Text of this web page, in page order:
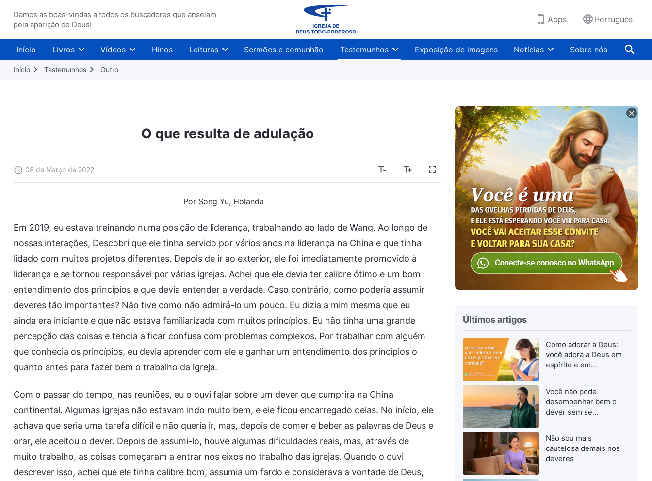
Damos as boas-vindas a todos os buscadores que anseiam
pela aparição de Deus!
Apps Português
Início Livros Vídeos Hinos Leituras Sermões e comunhão Testemunhos Exposição de imagens Notícias Sobre nós
Início Testemunhos Outro
O que resulta de adulação
08 de Março de 2022
Por Song Yu, Holanda
Em 2019, eu estava treinando numa posição de liderança, trabalhando ao lado de Wang. Ao longo de
nossas interações, Descobri que ele tinha servido por vários anos na liderança na China e que tinha
lidado com muitos projetos diferentes. Depois de ir ao exterior, ele foi imediatamente promovido à
liderança e se tornou responsável por várias igrejas. Achei que ele devia ter calibre ótimo e um bom
entendimento dos princípios e que devia entender a verdade. Caso contrário, como poderia assumir
deveres tão importantes? Não tive como não admirá-lo um pouco. Eu dizia a mim mesma que eu
ainda era iniciante e que não estava familiarizada com muitos princípios. Eu não tinha uma grande
percepção das coisas e tendia a ficar confusa com problemas complexos. Por trabalhar com alguém
que conhecia os princípios, eu devia aprender com ele e ganhar um entendimento dos princípios o
quanto antes para fazer bem o trabalho da igreja.
Com o passar do tempo, nas reuniões, eu o ouvi falar sobre um dever que cumprira na China
continental. Algumas igrejas não estavam indo muito bem, e ele ficou encarregado delas. No início, ele
achava que seria uma tarefa difícil e não queria ir, mas, depois de comer e beber as palavras de Deus e
orar, ele aceitou o dever. Depois de assumi-lo, houve algumas dificuldades reais, mas, através de
muito trabalho, as coisas começaram a entrar nos eixos no trabalho das igrejas. Quando o ouvi
descrever isso, achei que ele tinha calibre bom, assumia um fardo e considerava a vontade de Deus,
Últimos artigos
Como adorar a Deus:
você adora a Deus em
espírito e em
Você não pode
desempenhar bem o
dever sem se
Não sou mais
cautelosa demais nos
deveres